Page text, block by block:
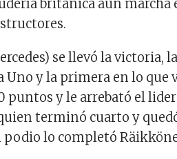
británica aún
se llevó la victoria,
Uno y la primera en lo que
puntos y le arrebató el
terminó cuarto y
podio lo completó